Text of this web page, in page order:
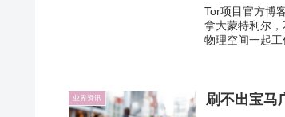
Tor项目官方博
拿大蒙特利尔
物理空间一起
业界资讯 刷不出宝马